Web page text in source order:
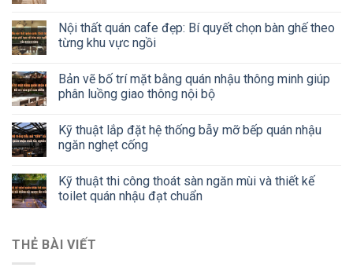
Nội thất quán cafe đẹp: Bí quyết chọn bàn ghế theo
từng khu vực ngồi
Bản vẽ bố trí mặt bằng quán nhậu thông minh giúp
phân luồng giao thông nội bộ
Kỹ thuật lắp đặt hệ thống bẫy mỡ bếp quán nhậu
ngăn nghẹt cống
Kỹ thuật thi công thoát sàn ngăn mùi và thiết kế
toilet quán nhậu đạt chuẩn
THẺ BÀI VIẾT